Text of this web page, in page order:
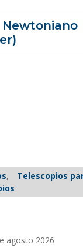
,
Telescopios
agosto 2026